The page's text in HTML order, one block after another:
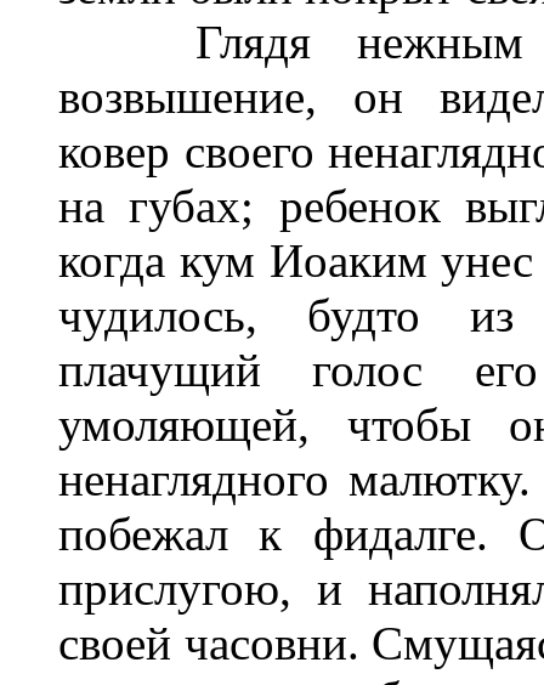
Глядя нежным
возвышение, он
ковер своего
на губах; ребенок
когда кум Иоаким
чудилось, будто из
плачущий голос
умоляющей, чтобы
ненаглядного
побежал к фидалге.
прислугою, и
своей часовни.